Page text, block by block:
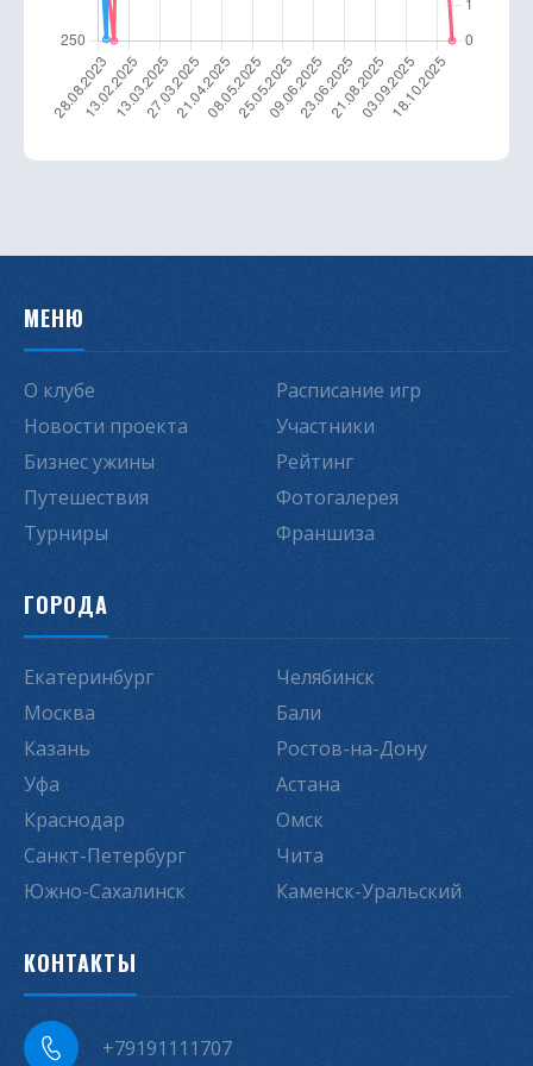
МЕНЮ
О клубе
Новости проекта
Бизнес ужины
Путешествия
Турниры
Расписание игр
Участники
Рейтинг
Фотогалерея
Франшиза
ГОРОДА
Екатеринбург
Москва
Казань
Уфа
Краснодар
Санкт-Петербург
Южно-Сахалинск
Челябинск
Бали
Ростов-на-Дону
Астана
Омск
Чита
Каменск-Уральский
КОНТАКТЫ
+79191111707